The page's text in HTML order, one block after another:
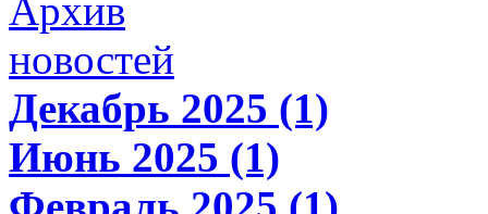
Архив
новостей
Декабрь 2025 (1)
Июнь 2025 (1)